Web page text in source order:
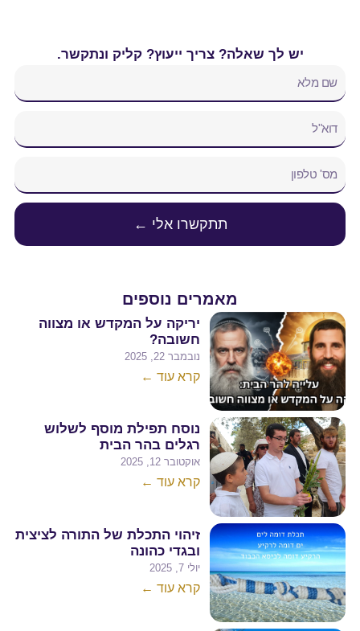
יש לך שאלה? צריך ייעוץ? קליק ונתקשר.
תתקשרו אלי ←
מאמרים נוספים
יריקה על המקדש או מצווה
חשובה?
נובמבר 22, 2025
קרא עוד ←
נוסח תפילת מוסף לשלוש
רגלים בהר הבית
אוקטובר 12, 2025
קרא עוד ←
זיהוי התכלת של התורה לציצית
ובגדי כהונה
יולי 7, 2025
קרא עוד ←